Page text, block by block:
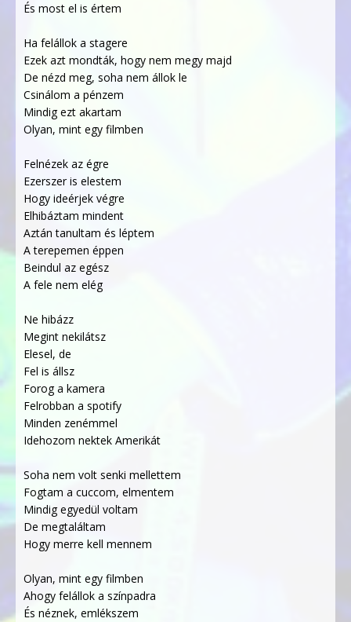
És most el is értem
Ha felállok a stagere
Ezek azt mondták, hogy nem megy majd
De nézd meg, soha nem állok le
Csinálom a pénzem
Mindig ezt akartam
Olyan, mint egy filmben
Felnézek az égre
Ezerszer is elestem
Hogy ideérjek végre
Elhibáztam mindent
Aztán tanultam és léptem
A terepemen éppen
Beindul az egész
A fele nem elég
Ne hibázz
Megint nekilátsz
Elesel, de
Fel is állsz
Forog a kamera
Felrobban a spotify
Minden zenémmel
Idehozom nektek Amerikát
Soha nem volt senki mellettem
Fogtam a cuccom, elmentem
Mindig egyedül voltam
De megtaláltam
Hogy merre kell mennem
Olyan, mint egy filmben
Ahogy felállok a színpadra
És néznek, emlékszem